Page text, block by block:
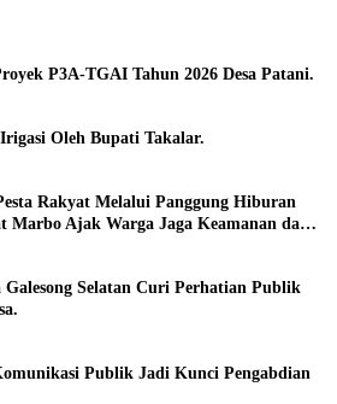
P3A-TGAI Tahun 2026 Desa Patani.
Oleh Bupati Takalar.
Rakyat Melalui Panggung Hiburan
Marbo Ajak Warga Jaga Keamanan dan
Selatan Curi Perhatian Publik
Publik Jadi Kunci Pengabdian